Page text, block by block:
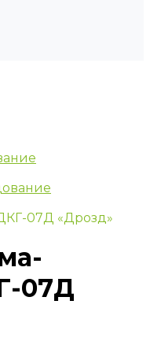
07Д «Дрозд»
07Д